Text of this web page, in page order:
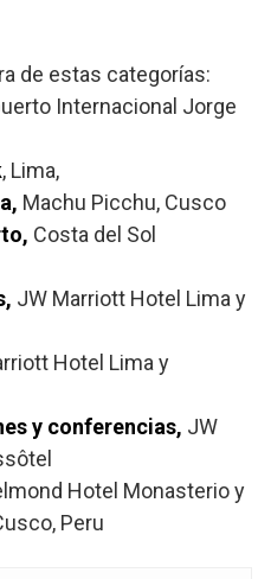
de estas categorías:
Internacional Jorge
, Lima,
Machu Picchu, Cusco
Costa del Sol
JW Marriott Hotel Lima y
Hotel Lima y
y conferencias, JW
Hotel Monasterio y
Peru